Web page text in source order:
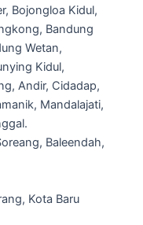
Bojongloa Kidul,
Bandung
Wetan,
Kidul,
Andir, Cidadap,
Mandalajati,
Baleendah,
Kota Baru